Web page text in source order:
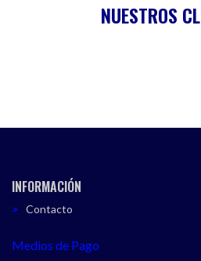
NUESTROS
INFORMACIÓN
Contacto
Medios de Pago